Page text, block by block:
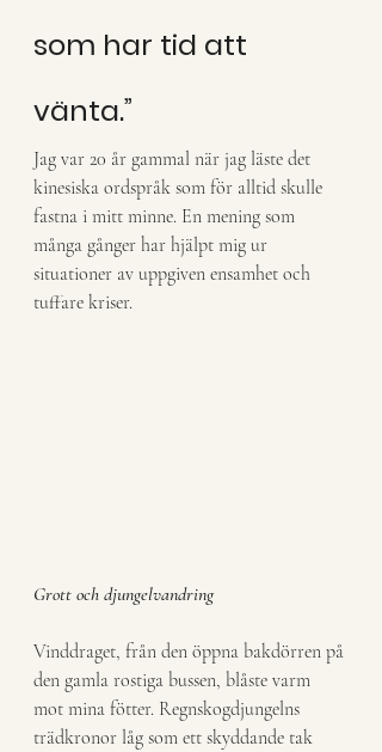
som har tid att
vänta.”
Jag var 20 år gammal när jag läste det
kinesiska ordspråk som för alltid skulle
fastna i mitt minne. En mening som
många gånger har hjälpt mig ur
situationer av uppgiven ensamhet och
tuffare kriser.
Grott och djungelvandring
Vinddraget, från den öppna bakdörren på
den gamla rostiga bussen, blåste varm
mot mina fötter. Regnskogdjungelns
trädkronor låg som ett skyddande tak